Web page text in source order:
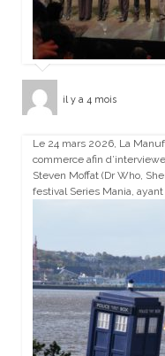
il y a 4 mois
Le 24 mars 2026, La
commerce afin
Steven Moffat (Dr Who,
festival Series Mania, ayant